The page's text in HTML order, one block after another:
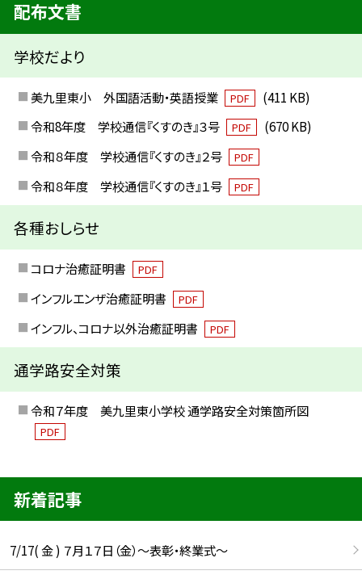
配布文書
学校だより
美九里東小 外国語活動・英語授業 PDF
(411 KB)
令和8年度 学校通信『くすのき』３号
PDF
(670 KB)
令和８年度 学校通信『くすのき』２号
PDF
令和８年度 学校通信『くすのき』１号 PDF
各種おしらせ
コロナ治癒証明書 PDF
インフルエンザ治癒証明書 PDF
インフル、コロナ以外治癒証明書 PDF
通学路安全対策
令和７年度 美九里東小学校 通学路安全対策箇所図
PDF
新着記事
7/17( 金 ) ７月１７日（金）～表彰・終業式～